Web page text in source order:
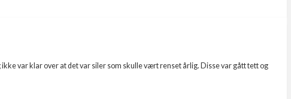
var klar over at det var siler som skulle vært renset årlig. Disse var gått tett og